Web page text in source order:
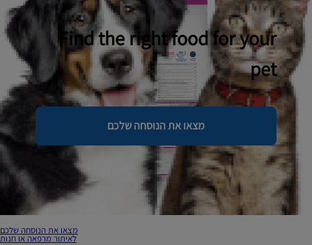
Find the right food for your
pet
מצאו את הנוסחה שלכם
מצאו את הנוסחה שלכם
לאיתור מרפאה או חנות